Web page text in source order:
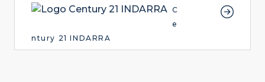
C
e
ntury 21 INDARRA